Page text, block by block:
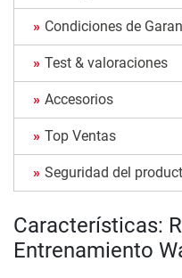
Condiciones de
Test & valoraciones
Accesorios
Top Ventas
Seguridad del
Características:
Entrenamiento